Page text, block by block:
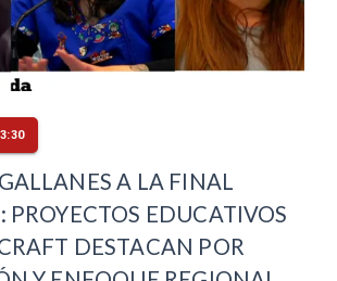
A LA FINAL
EDUCATIVOS
DESTACAN POR